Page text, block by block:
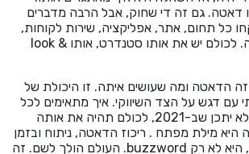
דאטה. גם זה די שחוק, אבל הרבה מדברים
כל תחום, אתר, אפליקציה, שירות לקוחות,
בסוף זה מוצר צריכה. לכולם יש את אותו סטנדרט, אותו look &
זה הדאטה ומה שעושים איתה. זו היכולת של
עם דגש על הצד השיווקי. איך מתאימים לכל
אחד חוויה מסוימת. לא יתכן שב-2021, לכולם תהיה את אותה
היא מילת מפתח . ריכוז הדאטה, ניתוח ובזמן
אמת בניית חוויה. AI, היא לא רק buzzword. העולם הולך לשם. זה